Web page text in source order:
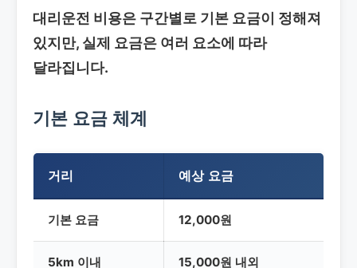
대리운전 비용은 구간별로 기본 요금이 정해져
있지만, 실제 요금은 여러 요소에 따라
달라집니다.
기본 요금 체계
거리 예상 요금
기본 요금 12,000원
5km 이내 15,000원 내외